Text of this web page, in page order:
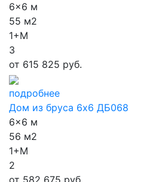
6x6 м
55 м2
1+М
3
от 615 825 руб.
подробнее
Дом из бруса 6х6 ДБ068
6x6 м
56 м2
1+М
2
от 582 675 руб.